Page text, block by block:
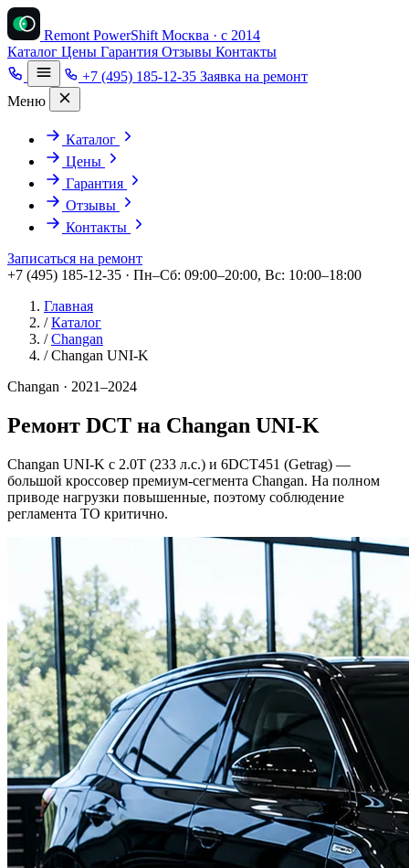
Remont PowerShift Москва · с 2014
Каталог Цены Гарантия Отзывы Контакты
+7 (495) 185-12-35 Заявка на ремонт
Меню
Каталог
Цены
Гарантия
Отзывы
Контакты
Записаться на ремонт
+7 (495) 185-12-35 · Пн–Сб: 09:00–20:00, Вс: 10:00–18:00
Главная
/ Каталог
/ Changan
/ Changan UNI-K
Changan · 2021–2024
Ремонт DCT на Changan UNI-K
Changan UNI-K с 2.0T (233 л.с.) и 6DCT451 (Getrag) —
большой кроссовер премиум-сегмента Changan. На полном
приводе нагрузки повышенные, поэтому соблюдение
регламента ТО критично.